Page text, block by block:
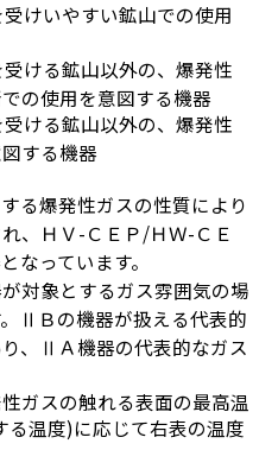
けいやすい鉱山での使用
ける鉱山以外の、爆発性
の使用を意図する機器
ける鉱山以外の、爆発性
する機器
る爆発性ガスの性質により
、ＨＶ-ＣＥＰ/ＨＷ-ＣＥ
なっています。
対象とするガス雰囲気の場
ⅡＢの機器が扱える代表的
、ⅡＡ機器の代表的なガス
ガスの触れる表面の最高温
温度)に応じて右表の温度